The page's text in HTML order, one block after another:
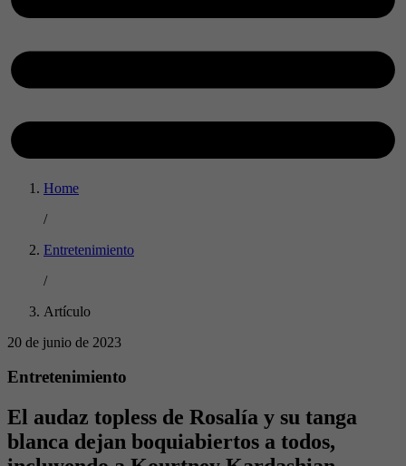
Home
/
Entretenimiento
/
Artículo
20 de junio de 2023
Entretenimiento
El audaz topless de Rosalía y su tanga
blanca dejan boquiabiertos a todos,